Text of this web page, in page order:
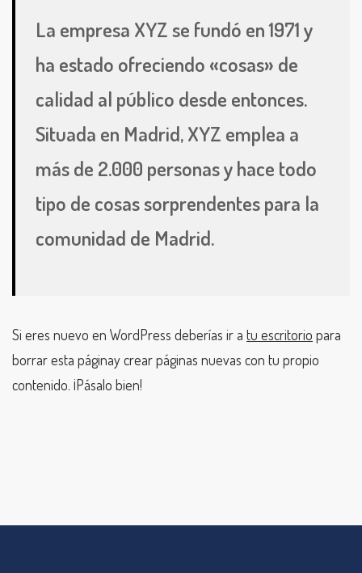
La empresa XYZ se fundó en 1971 y
ha estado ofreciendo «cosas» de
calidad al público desde entonces.
Situada en Madrid, XYZ emplea a
más de 2.000 personas y hace todo
tipo de cosas sorprendentes para la
comunidad de Madrid.
Si eres nuevo en WordPress deberías ir a tu escritorio para
borrar esta páginay crear páginas nuevas con tu propio
contenido. ¡Pásalo bien!